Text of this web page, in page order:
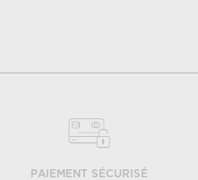
PAIEMENT SÉCURISÉ